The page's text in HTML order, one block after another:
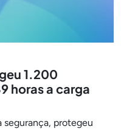
1.200
horas a carga
segurança, protegeu